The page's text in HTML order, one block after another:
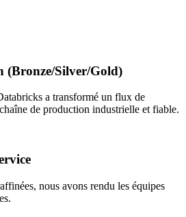
(Bronze/Silver/Gold)
a transformé un flux de
de production industrielle et fiable.
nous avons rendu les équipes